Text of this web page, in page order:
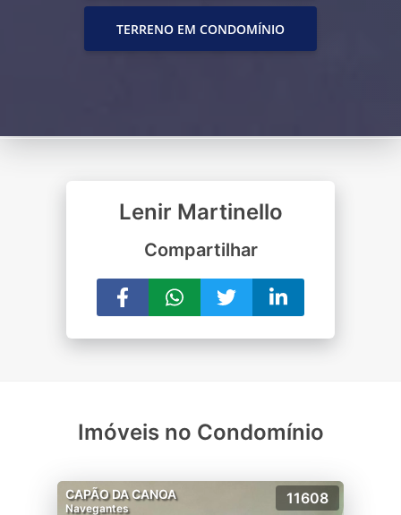
TERRENO EM CONDOMÍNIO
Lenir Martinello
Compartilhar
Imóveis no Condomínio
CAPÃO DA CANOA
Navegantes
11608